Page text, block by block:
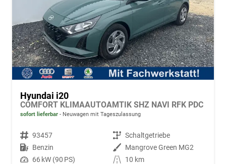
Hyundai i20
COMFORT KLIMAAUTOAMTIK SHZ NAVI RFK PDC
sofort lieferbar Neuwagen mit Tageszulassung
Fahrzeugnr. 93457 Getriebe Schaltgetriebe
Kraftstoff Benzin Außenfarbe Mangrove Green MG2
Leistung 66 kW (90 PS) Kilometerstand
10 km